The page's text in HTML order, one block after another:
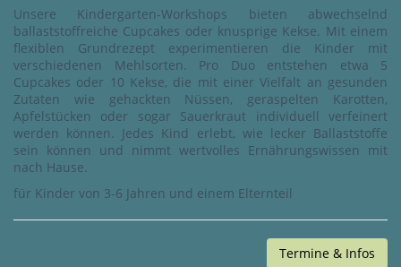
Unsere Kindergarten-Workshops bieten abwechselnd
ballaststoffreiche Cupcakes oder knusprige Kekse. Mit einem
flexiblen Grundrezept experimentieren die Kinder mit
verschiedenen Mehlsorten. Pro Duo entstehen etwa 5
Cupcakes oder 10 Kekse, die mit einer Vielfalt an gesunden
Zutaten wie gehackten Nüssen, geraspelten Karotten,
Apfelstücken oder sogar Sauerkraut individuell verfeinert
werden können. Jedes Kind erlebt, wie lecker Ballaststoffe
sein können und nimmt wertvolles Ernährungswissen mit
nach Hause.
für Kinder von 3-6 Jahren und einem Elternteil
Termine & Infos